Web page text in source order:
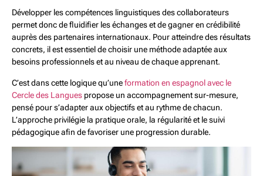
Développer les compétences linguistiques des collaborateurs
permet donc de fluidifier les échanges et de gagner en crédibilité
auprès des partenaires internationaux. Pour atteindre des résultats
concrets, il est essentiel de choisir une méthode adaptée aux
besoins professionnels et au niveau de chaque apprenant.
C’est dans cette logique qu’uneformation en espagnol avec le
Cercle des Langues propose un accompagnement sur-mesure,
pensé pour s’adapter aux objectifs et au rythme de chacun.
L’approche privilégie la pratique orale, la régularité et le suivi
pédagogique afin de favoriser une progression durable.